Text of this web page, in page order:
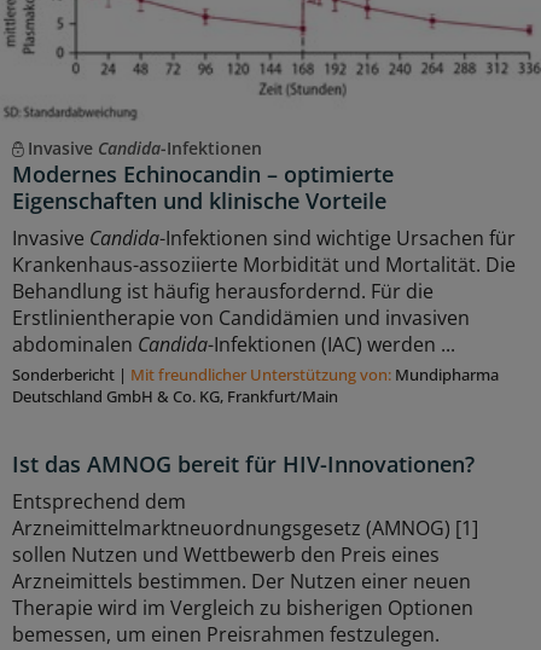
Invasive Candida-Infektionen
Modernes Echinocandin – optimierte
Eigenschaften und klinische Vorteile
Invasive Candida-Infektionen sind wichtige Ursachen für
Krankenhaus-assoziierte Morbidität und Mortalität. Die
Behandlung ist häufig herausfordernd. Für die
Erstlinientherapie von Candidämien und invasiven
abdominalen Candida-Infektionen (IAC) werden ...
Sonderbericht | Mit freundlicher Unterstützung von: Mundipharma
Deutschland GmbH & Co. KG, Frankfurt/Main
Ist das AMNOG bereit für HIV-Innovationen?
Entsprechend dem
Arzneimittelmarktneuordnungsgesetz (AMNOG) [1]
sollen Nutzen und Wettbewerb den Preis eines
Arzneimittels bestimmen. Der Nutzen einer neuen
Therapie wird im Vergleich zu bisherigen Optionen
bemessen, um einen Preisrahmen festzulegen.